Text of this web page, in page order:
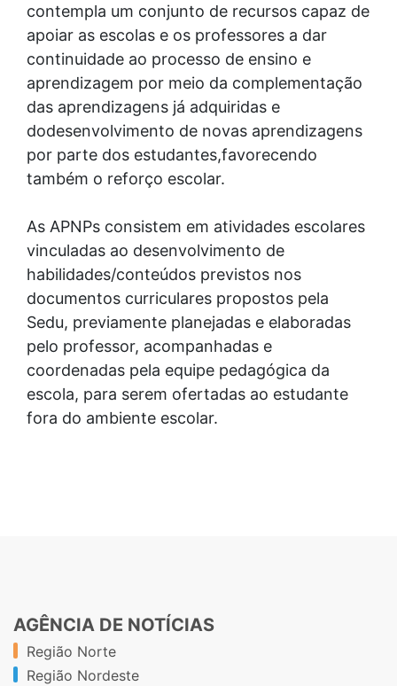
contempla um conjunto de recursos capaz de
apoiar as escolas e os professores a dar
continuidade ao processo de ensino e
aprendizagem por meio da complementação
das aprendizagens já adquiridas e
dodesenvolvimento de novas aprendizagens
por parte dos estudantes,favorecendo
também o reforço escolar.
As APNPs consistem em atividades escolares
vinculadas ao desenvolvimento de
habilidades/conteúdos previstos nos
documentos curriculares propostos pela
Sedu, previamente planejadas e elaboradas
pelo professor, acompanhadas e
coordenadas pela equipe pedagógica da
escola, para serem ofertadas ao estudante
fora do ambiente escolar.
AGÊNCIA DE NOTÍCIAS
Região Norte
Região Nordeste